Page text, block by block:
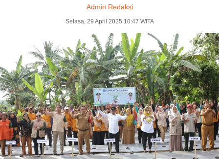
Admin Redaksi
Selasa, 29 April 2025 10:47 WITA